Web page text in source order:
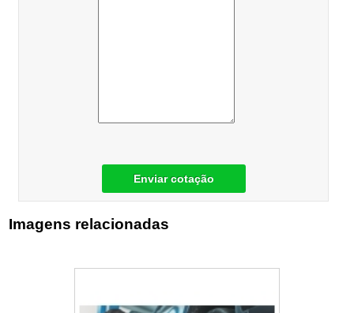
Enviar cotação
Imagens relacionadas